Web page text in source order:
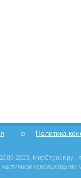
Политика
2023, МирСтроек.ру -
использовании